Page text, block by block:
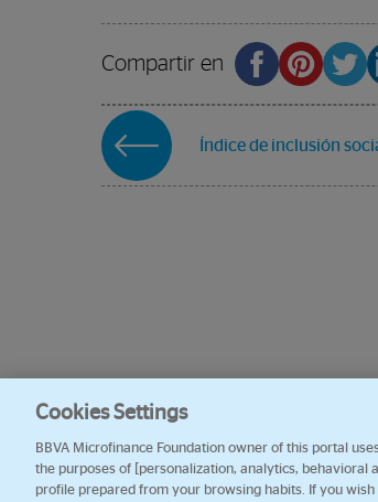
Compartir en
Índice de inclusión
Cookies Settings
BBVA Microfinance Foundation owner of this portal
the purposes of [personalization, analytics,
profile prepared from your browsing habits. If you